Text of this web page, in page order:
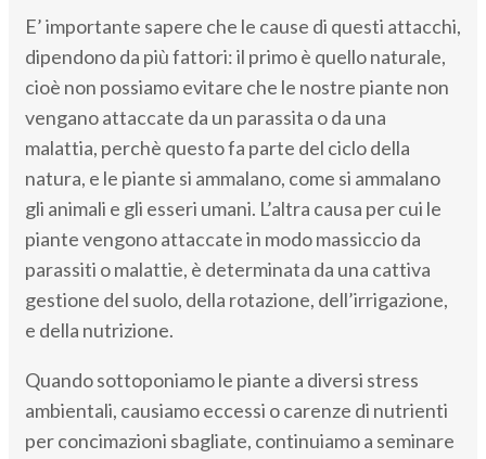
E’ importante sapere che le cause di questi attacchi,
dipendono da più fattori: il primo è quello naturale,
cioè non possiamo evitare che le nostre piante non
vengano attaccate da un parassita o da una
malattia, perchè questo fa parte del ciclo della
natura, e le piante si ammalano, come si ammalano
gli animali e gli esseri umani. L’altra causa per cui le
piante vengono attaccate in modo massiccio da
parassiti o malattie, è determinata da una cattiva
gestione del suolo, della rotazione, dell’irrigazione,
e della nutrizione.
Quando sottoponiamo le piante a diversi stress
ambientali, causiamo eccessi o carenze di nutrienti
per concimazioni sbagliate, continuiamo a seminare